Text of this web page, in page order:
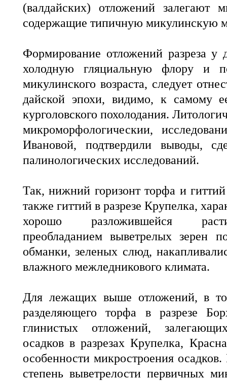
(валдайских) отложений залегают
содержащие типичную микулинскую
Формирование отложений разреза у
холодную гляциальную флору и
микулинского возраста, следует
дайской эпохи, видимо, к самому
курголовского похолодания.
микроморфологическии,
Ивановой, подтвердили выводы,
палинологических исследований.
Так, нижний горизонт торфа и
также гиттий в разрезе Крупелка,
хорошо разложившейся
преобладанием выветрелых зерен
обманки, зеленых слюд,
влажного межледникового климата.
Для лежащих выше отложений, в
разделяющего торфа в разрезе
глинистых отложений,
осадков в разрезах Крупелка,
особенности микростроения
степень выветрелости первичных